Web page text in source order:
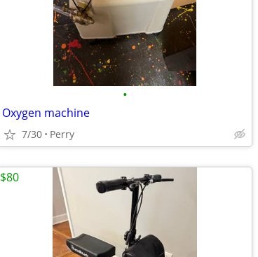
•
Oxygen machine
7/30 Perry
$80